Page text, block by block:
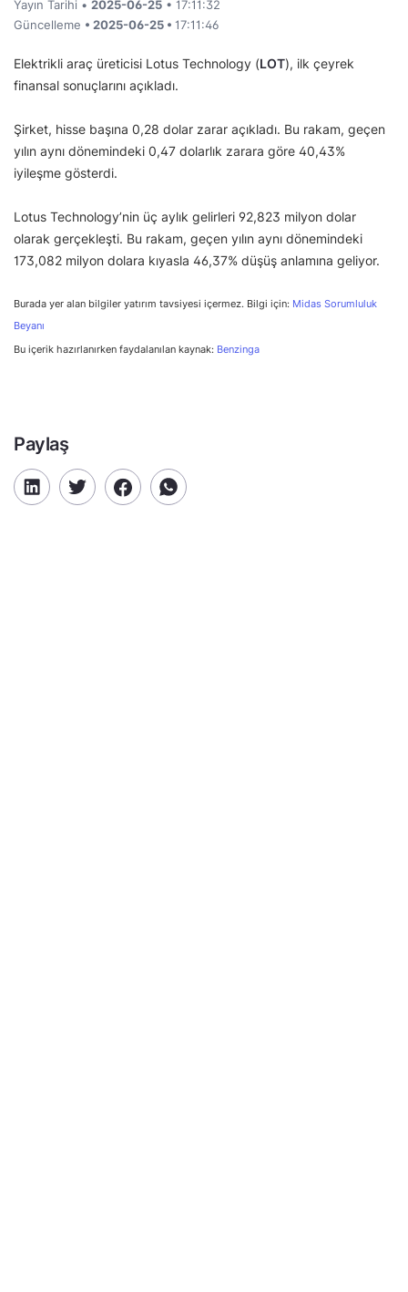
Yayın Tarihi • 2025-06-25 • 17:11:32
Güncelleme • 2025-06-25 • 17:11:46
Elektrikli araç üreticisi Lotus Technology (LOT), ilk çeyrek
finansal sonuçlarını açıkladı.
Şirket, hisse başına 0,28 dolar zarar açıkladı. Bu rakam, geçen
yılın aynı dönemindeki 0,47 dolarlık zarara göre 40,43%
iyileşme gösterdi.
Lotus Technology’nin üç aylık gelirleri 92,823 milyon dolar
olarak gerçekleşti. Bu rakam, geçen yılın aynı dönemindeki
173,082 milyon dolara kıyasla 46,37% düşüş anlamına geliyor.
Burada yer alan bilgiler yatırım tavsiyesi içermez. Bilgi için: Midas Sorumluluk
Beyanı
Bu içerik hazırlanırken faydalanılan kaynak: Benzinga
Paylaş